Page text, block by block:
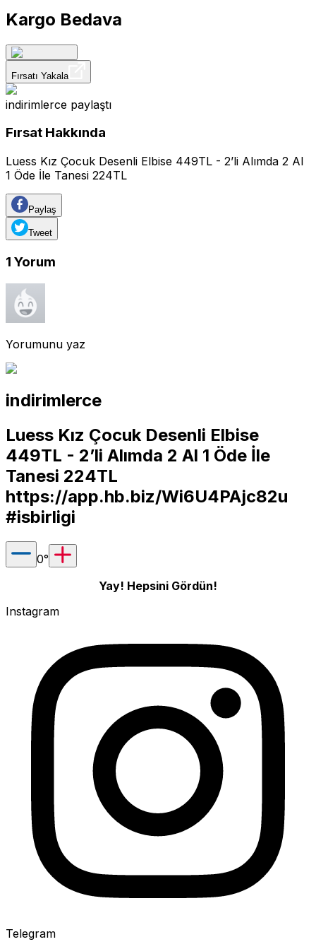
Kargo Bedava
Fırsatı Yakala
indirimlerce paylaştı
Fırsat Hakkında
Luess Kız Çocuk Desenli Elbise 449TL - 2’li Alımda 2 Al
1 Öde İle Tanesi 224TL
Paylaş
Tweet
1 Yorum
Yorumunu yaz
indirimlerce
Luess Kız Çocuk Desenli Elbise
449TL - 2’li Alımda 2 Al 1 Öde İle
Tanesi 224TL
https://app.hb.biz/Wi6U4PAjc82u
#isbirligi
0°
Yay! Hepsini Gördün!
Instagram
Telegram